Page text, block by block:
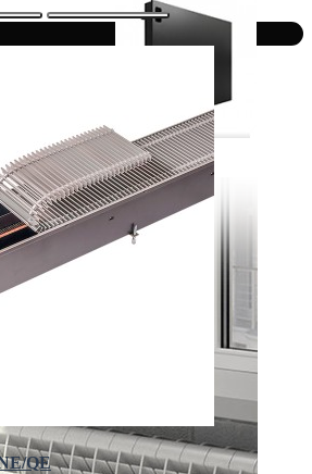
РАДИАТОРЫ
QE